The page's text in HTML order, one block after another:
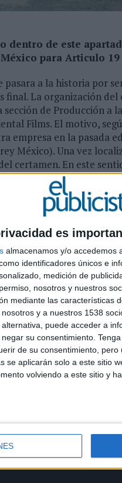
es
almacenamos y/o accedemos
identificadores únicos e
medición de
nosotros y nuestros
mediante las características
y a nuestros 1538
puede acceder a
su consentimiento.
de su consentimiento,
se aplicarán solo a este sitio
volviendo a este sitio y
de este
para Articulo 19
a la historia por
final. La organización
de Producción a
Films. El motivo,
empresa en la pasada
México). Una vez
certamen. En este
año, por lo que
el jurado.